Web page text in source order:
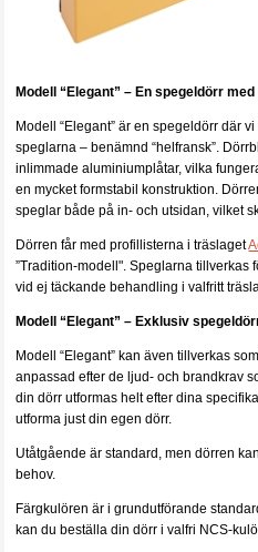
Modell “Elegant” – En spegeldörr
Modell “Elegant” är en spegeldörr där
speglarna – benämnd “helfransk”.
inlimmade aluminiumplåtar, vilka
en mycket formstabil konstruktion.
speglar både på in- och utsidan, vilket
Dörren får med profillisterna i träslaget
”Tradition-modell". Speglarna tillverkas
vid ej täckande behandling i valfritt
Modell “Elegant” – Exklusiv
Modell “Elegant” kan även tillverkas
anpassad efter de ljud- och brandkrav
din dörr utformas helt efter dina
utforma just din egen dörr.
Utåtgående är standard, men dörren
behov.
Färgkulören är i grundutförande
kan du beställa din dörr i valfri NCS-